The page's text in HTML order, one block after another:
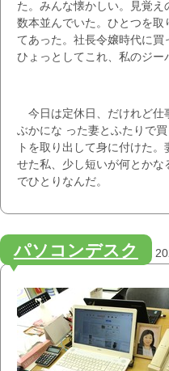
た。みんな懐かしい。見覚
数本並んでいた。ひとつを
てあった。社長令嬢時代に買
ひょっとしてこれ、私のジー
今日は定休日、だけれど仕
ぶかにな った妻とふたりで
トを取り出して身に付けた
せた私、少し短いが何とかな
でひとりなんだ。
パソコンデスク